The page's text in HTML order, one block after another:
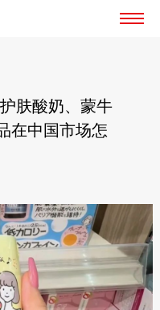
肤酸奶、蒙牛
在中国市场怎